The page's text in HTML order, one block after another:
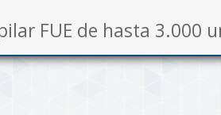
FUE de hasta 3.000